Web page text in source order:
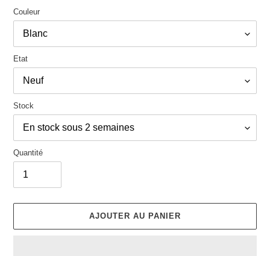
Couleur
Etat
Stock
Quantité
AJOUTER AU PANIER